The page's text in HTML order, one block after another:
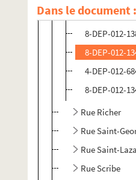
Dans le document :
8-DEP-012-
8-DEP-012-
8-DEP-012-
4-DEP-012-
8-DEP-012-
Rue Richer
Rue Saint-
Rue Saint-
Rue Scribe